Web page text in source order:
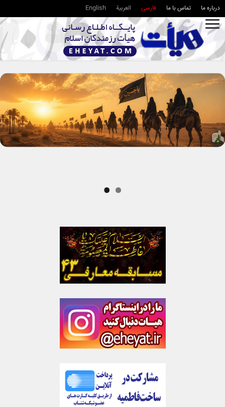
درباره ما تماس با ما فارسی العربية English